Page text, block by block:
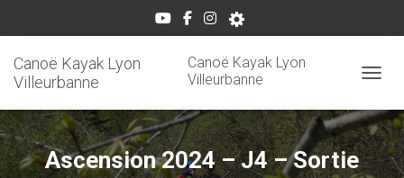
Canoë Kayak Lyon
Villeurbanne
Canoë Kayak Lyon
Villeurbanne
Ascension 2024 – J4 – Sortie